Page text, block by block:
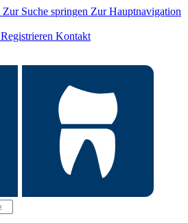
Zur Suche springen Zur Hauptnavigation
Registrieren Kontakt